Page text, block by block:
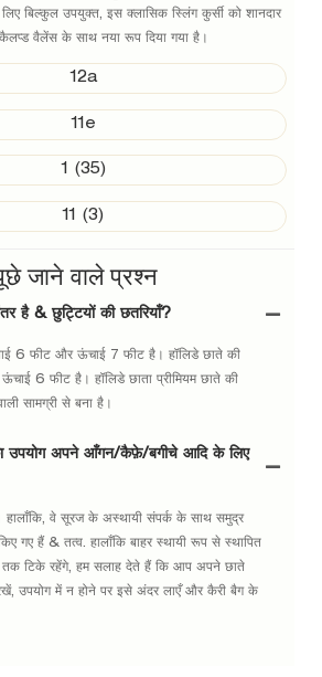
बिल्कुल उपयुक्त, इस क्लासिक स्लिंग कुर्सी को शानदार
वैलेंस के साथ नया रूप दिया गया है।
जाने वाले प्रश्न
है & छुट्टियों की छतरियाँ?
6 फीट और ऊंचाई 7 फीट है। हॉलिडे छाते की
6 फीट है। हॉलिडे छाता प्रीमियम छाते की
सामग्री से बना है।
उपयोग अपने आँगन/कैफ़े/बगीचे आदि के लिए
वे सूरज के अस्थायी संपर्क के साथ समुद्र
गए हैं & तत्व. हालाँकि बाहर स्थायी रूप से स्थापित
टिके रहेंगे, हम सलाह देते हैं कि आप अपने छाते
रखें, उपयोग में न होने पर इसे अंदर लाएँ और कैरी बैग के